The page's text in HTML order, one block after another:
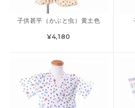
子供甚平（かぶと虫）黄土色
¥4,180